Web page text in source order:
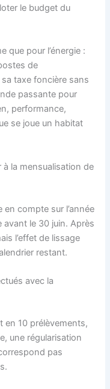
le budget du
que pour l’énergie :
de
taxe foncière sans
passante pour
performance,
se joue un habitat
à la mensualisation de
compte sur l’année
avant le 30 juin. Après
l’effet de lissage
restant.
avec la
en 10 prélèvements,
une régularisation
pas